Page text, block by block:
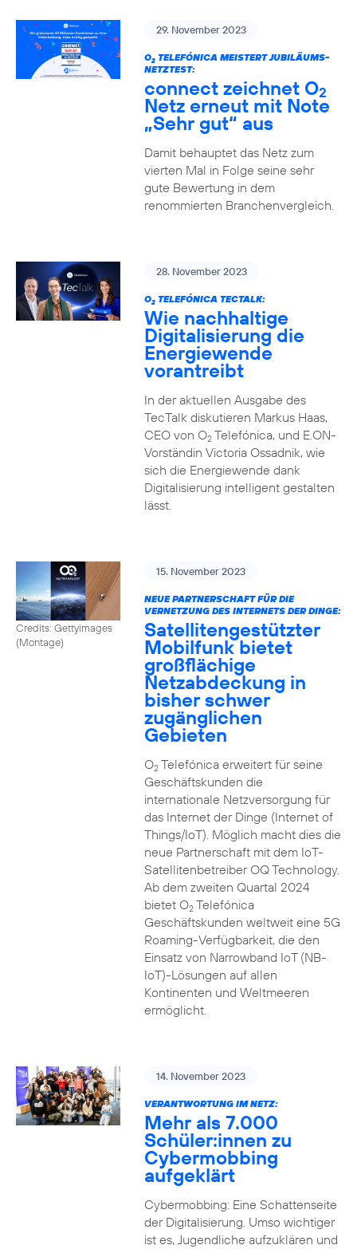
29. November 2023
O2TELEFÓNICA MEISTERT JUBILÄUMS-
NETZTEST:
connect zeichnet O2
Netz erneut mit Note
„Sehr gut“ aus
Damit behauptet das Netz zum
vierten Mal in Folge seine sehr
gute Bewertung in dem
renommierten Branchenvergleich.
28. November 2023
O2TELEFÓNICA TECTALK:
Wie nachhaltige
Digitalisierung die
Energiewende
vorantreibt
In der aktuellen Ausgabe des
TecTalk diskutieren Markus Haas,
CEO von O2Telefónica, und E.ON-
Vorständin Victoria Ossadnik, wie
sich die Energiewende dank
Digitalisierung intelligent gestalten
lässt.
Credits: Gettyimages
(Montage)
15. November 2023
NEUE PARTNERSCHAFT FÜR DIE
VERNETZUNG DES INTERNETS DER DINGE:
Satellitengestützter
Mobilfunk bietet
großflächige
Netzabdeckung in
bisher schwer
zugänglichen
Gebieten
O2Telefónica erweitert für seine
Geschäftskunden die
internationale Netzversorgung für
das Internet der Dinge (Internet of
Things/IoT). Möglich macht dies die
neue Partnerschaft mit dem IoT-
Satellitenbetreiber OQ Technology.
Ab dem zweiten Quartal 2024
bietet O2Telefónica
Geschäftskunden weltweit eine 5G
Roaming-Verfügbarkeit, die den
Einsatz von Narrowband IoT (NB-
IoT)-Lösungen auf allen
Kontinenten und Weltmeeren
ermöglicht.
14. November 2023
VERANTWORTUNG IM NETZ:
Mehr als 7.000
Schüler:innen zu
Cybermobbing
aufgeklärt
Cybermobbing: Eine Schattenseite
der Digitalisierung. Umso wichtiger
ist es, Jugendliche aufzuklären und